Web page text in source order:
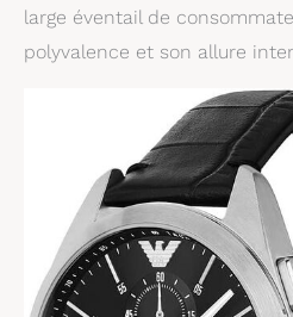
large éventail de
polyvalence et son allure